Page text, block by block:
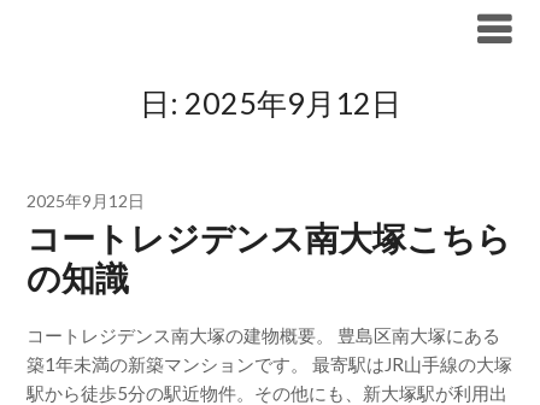
日: 2025年9月12日
2025年9月12日
コートレジデンス南大塚こちら
の知識
コートレジデンス南大塚の建物概要。 豊島区南大塚にある
築1年未満の新築マンションです。 最寄駅はJR山手線の大塚
駅から徒歩5分の駅近物件。その他にも、新大塚駅が利用出